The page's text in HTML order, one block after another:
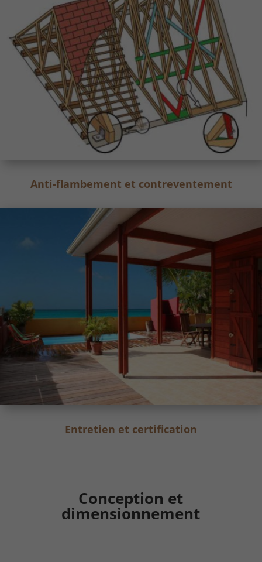
Anti-flambement et contreventement
Entretien et certification
Conception et
dimensionnement